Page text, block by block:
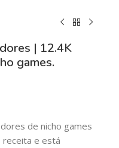
| 12.4K
games.
de nicho games
receita e está